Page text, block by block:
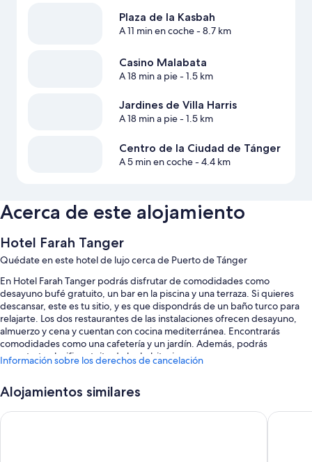
Plaza de la Kasbah
A 11 min en coche- 8.7 km
Casino Malabata
A 18 min a pie- 1.5 km
Jardines de Villa Harris
A 18 min a pie- 1.5 km
Centro de la Ciudad de Tánger
A 5 min en coche- 4.4 km
Acerca de este alojamiento
Hotel Farah Tanger
Quédate en este hotel de lujo cerca de Puerto de Tánger
En Hotel Farah Tanger podrás disfrutar de comodidades como
desayuno bufé gratuito, un bar en la piscina y una terraza. Si quieres
descansar, este es tu sitio, y es que dispondrás de un baño turco para
relajarte. Los dos restaurantes de las instalaciones ofrecen desayuno,
almuerzo y cena y cuentan con cocina mediterránea. Encontrarás
comodidades como una cafetería y un jardín. Además, podrás
conectarte al wifi gratuito de las habitaciones.
Piscina con tumbonas y un bar
Información sobre los derechos de cancelación
Alojamientos similares
Hilton Garden Inn Tanger City Center Kenzi